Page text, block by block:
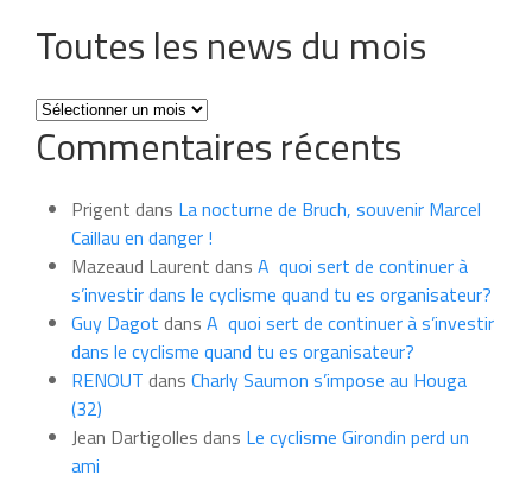
Toutes les news du mois
Toutes
les
news
mois
Commentaires récents
Prigent dans La nocturne de Bruch, souvenir Marcel
Caillau en danger !
Mazeaud Laurent dans A quoi sert de continuer à
s’investir dans le cyclisme quand tu es organisateur?
Guy Dagot dans A quoi sert de continuer à s’investir
dans le cyclisme quand tu es organisateur?
RENOUT dans Charly Saumon s’impose au Houga
(32)
Jean Dartigolles dans Le cyclisme Girondin perd un
ami